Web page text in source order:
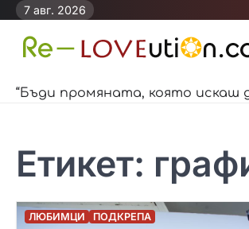
Skip
content
7 авг. 2026
“Бъди промяната, която искаш
Етикет:
ЛЮБИМЦИ ПОДКРЕПА